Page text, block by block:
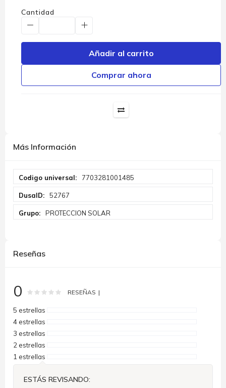
Cantidad
Añadir al carrito
Comprar ahora
Más Información
Información
7703281001485
52767
PROTECCION SOLAR
Reseñas
0 Rating: % of100
RESEÑAS
5 estrellas
4 estrellas
3 estrellas
2 estrellas
1 estrellas
ESTÁS REVISANDO: